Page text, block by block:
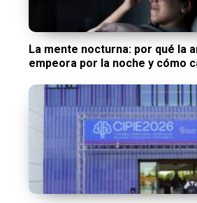
La mente nocturna: por qué la
empeora por la noche y cómo